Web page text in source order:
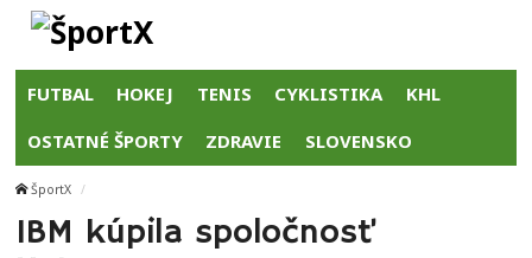
FUTBAL HOKEJ TENIS CYKLISTIKA KHL
OSTATNÉ ŠPORTY ZDRAVIE SLOVENSKO
ŠportX
IBM kúpila spoločnosť